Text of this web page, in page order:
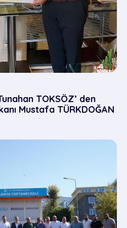
TOKSÖZ’ den
Mustafa TÜRKDOĞAN